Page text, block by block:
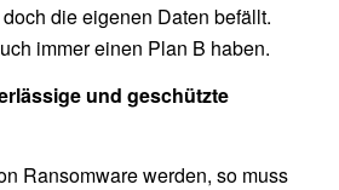
die eigenen Daten befällt.
immer einen Plan B haben.
und geschützte
Ransomware werden, so muss